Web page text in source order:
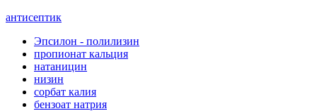
антисептик
Эпсилон - полилизин
пропионат кальция
натаницин
низин
сорбат калия
бензоат натрия